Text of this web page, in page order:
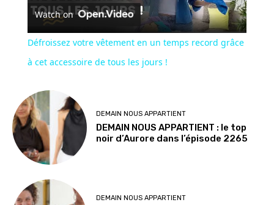
Video
Watch on
Défroissez votre vêtement en un temps record grâce
à cet accessoire de tous les jours !
DEMAIN NOUS APPARTIENT
DEMAIN NOUS APPARTIENT : le top
noir d’Aurore dans l’épisode 2265
DEMAIN NOUS APPARTIENT